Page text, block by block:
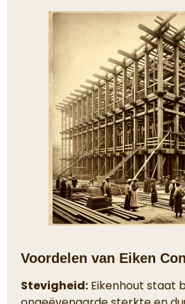
Voordelen van Eiken
Stevigheid: Eikenhout staat